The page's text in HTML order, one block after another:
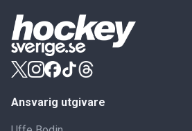
Ansvarig utgivare